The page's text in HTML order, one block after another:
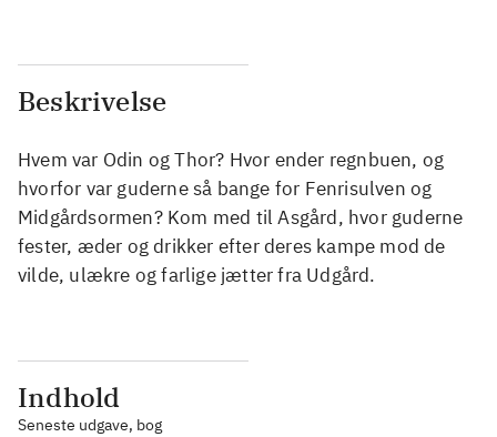
Beskrivelse
Hvem var Odin og Thor? Hvor ender regnbuen, og
hvorfor var guderne så bange for Fenrisulven og
Midgårdsormen? Kom med til Asgård, hvor guderne
fester, æder og drikker efter deres kampe mod de
vilde, ulækre og farlige jætter fra Udgård.
Indhold
Seneste udgave, bog